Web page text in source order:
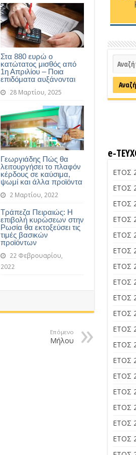
Στα 880 ευρώ ο
κατώτατος μισθός από
1η Απριλίου – Ποια
επιδόματα αυξάνονται
28 Μαρτίου, 2025
Γεωργιάδης Πώς θα
λειτουργήσει το πλαφόν
κέρδους σε καύσιμα,
ψωμί και άλλα προϊόντα
2 Μαρτίου, 2022
Τράπεζα Πειραιώς: Η
επιβολή κυρώσεων στην
Ρωσία θα εκτοξεύσει τις
τιμές βασικών
προϊόντων
22 Φεβρουαρίου,
2022
Επόμενο
Μήλου
e-
ΕΤΟΣ
ΕΤΟΣ
ΕΤΟΣ
ΕΤΟΣ
ΕΤΟΣ
ΕΤΟΣ
ΕΤΟΣ
ΕΤΟΣ
ΕΤΟΣ
ΕΤΟΣ
ΕΤΟΣ
ΕΤΟΣ
ΕΤΟΣ
ΕΤΟΣ
ΕΤΟΣ
ΕΤΟΣ
ΕΤΟΣ
ΕΤΟΣ